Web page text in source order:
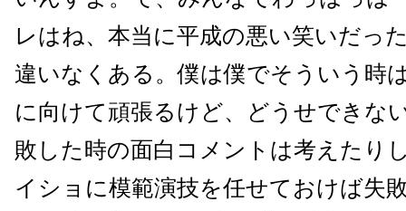
レはね、本当に平成の悪い笑いだっ
違いなくある。僕は僕でそういう時
に向けて頑張るけど、どうせできな
敗した時の面白コメントは考えたり
イショに模範演技を任せておけば失